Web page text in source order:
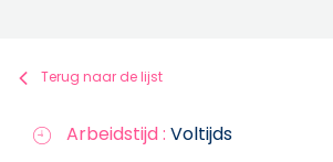
Terug naar de lijst
Arbeidstijd : Voltijds